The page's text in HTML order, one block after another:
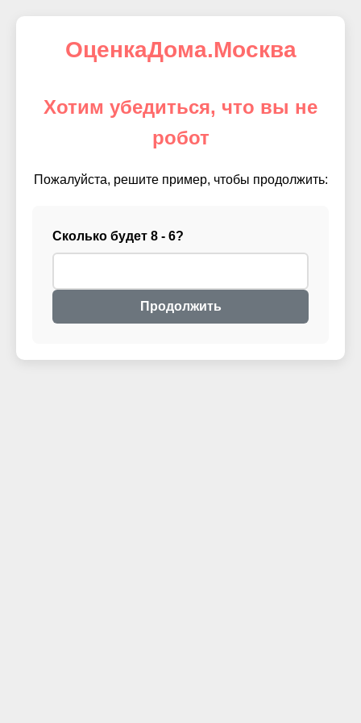
ОценкаДома.Москва
Хотим убедиться, что вы не
робот
Пожалуйста, решите пример, чтобы продолжить:
Сколько будет 8 - 6?
Продолжить